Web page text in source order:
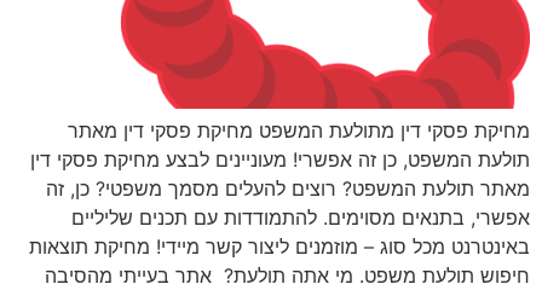
מחיקת פסקי דין מתולעת המשפט מחיקת פסקי דין מאתר
תולעת המשפט, כן זה אפשרי! מעוניינים לבצע מחיקת פסקי דין
מאתר תולעת המשפט? רוצים להעלים מסמך משפטי? כן, זה
אפשרי, בתנאים מסוימים. להתמודדות עם תכנים שליליים
באינטרנט מכל סוג – מוזמנים ליצור קשר מיידי! מחיקת תוצאות
חיפוש תולעת משפט. מי אתה תולעת? אתר בעייתי מהסיבה